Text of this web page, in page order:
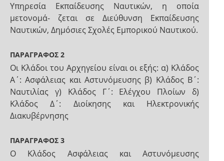
Υπηρεσία Εκπαίδευσης Ναυτικών, η οποία
μετονομά- ζεται σε Διεύθυνση Εκπαίδευσης
Ναυτικών, Δημόσιες Σχολές Εμπορικού Ναυτικού.
ΠΑΡΑΓΡΑΦΟΣ 2
Οι Κλάδοι του Αρχηγείου είναι οι εξής: α) Κλάδος
Α΄: Ασφάλειας και Αστυνόμευσης β) Κλάδος Β΄:
Ναυτιλίας γ) Κλάδος Γ΄: Ελέγχου Πλοίων δ)
Κλάδος Δ΄: Διοίκησης και Ηλεκτρονικής
Διακυβέρνησης
ΠΑΡΑΓΡΑΦΟΣ 3
Ο Κλάδος Ασφάλειας και Αστυνόμευσης